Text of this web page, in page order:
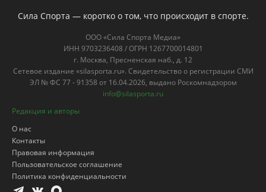
Сила Спорта — коротко о том, что происходит в спорте.
ООО «Сила Спорта Медиа»
ИНН 9703236408 / ОГРН 1267700014801
г. Москва, Пресненская наб., д. 12
Сетевое издание «silasporta.ru». Свидетельство о регистрации СМИ
ЭЛ № ФС 77 - 91358 от 16.04.2026, выдано Роскомнадзором
info@silasporta.ru
Редакция и авторы
О нас
Контакты
Правовая информация
Пользовательское соглашение
Политика конфиденциальности